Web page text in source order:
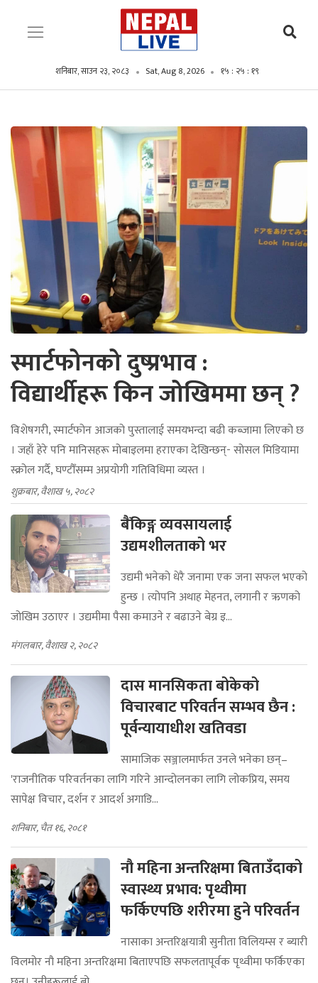
शनिबार, साउन २३, २०८३ Sat, Aug 8, 2026 १५ : २५ : २०
स्मार्टफोनको दुष्प्रभाव :
विद्यार्थीहरू किन जोखिममा छन् ?
विशेषगरी, स्मार्टफोन आजको पुस्तालाई समयभन्दा बढी कब्जामा लिएको छ
। जहाँ हेरे पनि मानिसहरू मोबाइलमा हराएका देखिन्छन्- सोसल मिडियामा
स्क्रोल गर्दै, घण्टौँसम्म अप्रयोगी गतिविधिमा व्यस्त ।
शुक्रबार, वैशाख ५, २०८२
बैंकिङ्ग व्यवसायलाई
उद्यमशीलताको भर
उद्यमी भनेको धेरै जनामा एक जना सफल भएको
हुन्छ । त्योपनि अथाह मेहनत, लगानी र ऋणको
जोखिम उठाएर । उद्यमीमा पैसा कमाउने र बढाउने बेग्र इ...
मंगलबार, वैशाख २, २०८२
दास मानसिकता बोकेको
विचारबाट परिवर्तन सम्भव छैन :
पूर्वन्यायाधीश खतिवडा
सामाजिक सञ्जालमार्फत उनले भनेका छन्–
'राजनीतिक परिवर्तनका लागि गरिने आन्दोलनका लागि लोकप्रिय, समय
सापेक्ष विचार, दर्शन र आदर्श अगाडि...
शनिबार, चैत १६, २०८१
नौ महिना अन्तरिक्षमा बिताउँदाको
स्वास्थ्य प्रभाव: पृथ्वीमा
फर्किएपछि शरीरमा हुने परिवर्तन
नासाका अन्तरिक्षयात्री सुनीता विलियम्स र ब्यारी
विलमोर नौ महिना अन्तरिक्षमा बिताएपछि सफलतापूर्वक पृथ्वीमा फर्किएका